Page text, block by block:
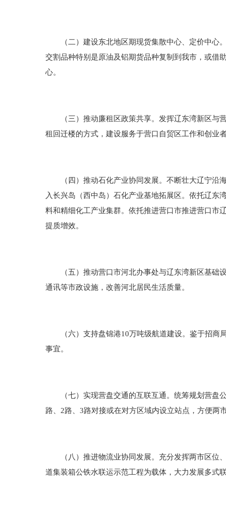
（二）建设东北地区期现货集散中心、定价中心。
交割品种特别是原油及铝期货品种复制到我市，或借
心。
（三）推动廉租区政策共享。发挥辽东湾新区与营
租回迁楼的方式，建设服务于营口自贸区工作和创业
（四）推动石化产业协同发展。不断壮大辽宁沿
入长兴岛（西中岛）石化产业基地拓展区。依托辽东
料和精细化工产业集群。依托推进营口市推进营口市
提质增效。
（五）推动营口市河北办事处与辽东湾新区基础设
通讯等市政设施，改善河北居民生活质量。
（六）支持盘锦港10万吨级航道建设。鉴于招商局
事宜。
（七）实现营盘交通的互联互通。统筹规划营盘公
路、2路、3路对接或在对方区域内设立站点，方便两
（八）推进物流业协同发展。充分发挥两市区位
道集装箱公铁水联运示范工程为载体，大力发展多式